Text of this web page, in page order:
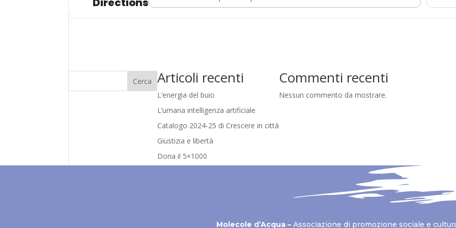
Cerca Articoli recenti
L’energia del buio
L’umana intelligenza artificiale
Catalogo 2024-25 di Crescere in città
Giustizia e libertà
Dona il 5×1000
Commenti recenti
Nessun commento da mostrare.
Molecole d’Acqua – Associazione di promozione sociale e